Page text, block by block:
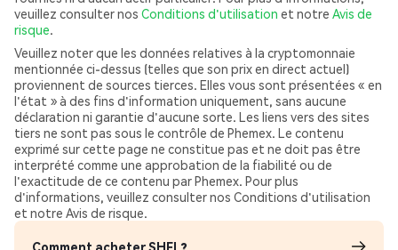
veuillez consulter nos Conditions d'utilisation et notre Avis de
risque.
Veuillez noter que les données relatives à la cryptomonnaie
mentionnée ci-dessus (telles que son prix en direct actuel)
proviennent de sources tierces. Elles vous sont présentées « en
l'état » à des fins d'information uniquement, sans aucune
déclaration ni garantie d'aucune sorte. Les liens vers des sites
tiers ne sont pas sous le contrôle de Phemex. Le contenu
exprimé sur cette page ne constitue pas et ne doit pas être
interprété comme une approbation de la fiabilité ou de
l'exactitude de ce contenu par Phemex. Pour plus
d'informations, veuillez consulter nos Conditions d'utilisation
et notre Avis de risque.
Comment acheter SHFL?